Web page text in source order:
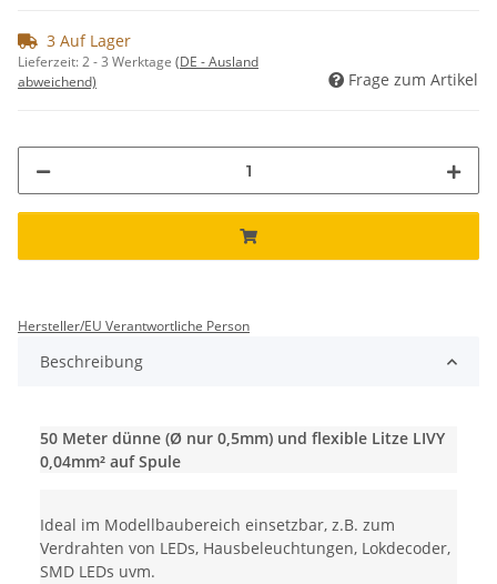
3 Auf Lager
Lieferzeit:2 - 3 Werktage (DE - Ausland
abweichend)
Frage zum Artikel
Hersteller/EU Verantwortliche Person
Beschreibung
50 Meter dünne (Ø nur 0,5mm) und flexible Litze LIVY
0,04mm² auf Spule
Ideal im Modellbaubereich einsetzbar, z.B. zum
Verdrahten von LEDs, Hausbeleuchtungen, Lokdecoder,
SMD LEDs uvm.